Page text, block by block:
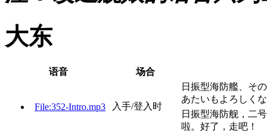
大东
语音 场合
File:352-Intro.mp3 入手/登入时
日振型海防艦、そ
あたいもよろしく
日振型海防舰，二
啦。好了，走吧！